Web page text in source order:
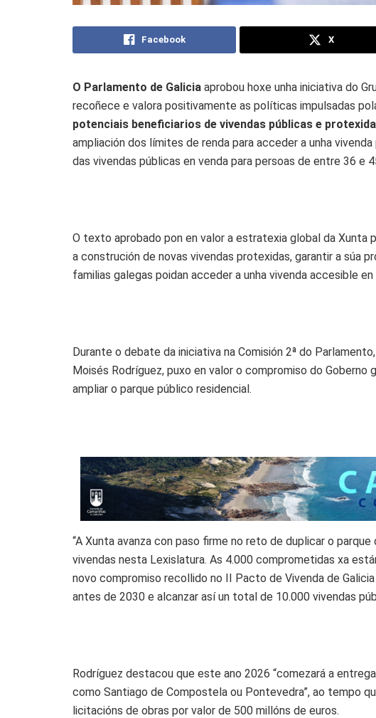
Facebook X
O Parlamento de Galicia aprobou hoxe unha iniciativa do
recoñece e valora positivamente as políticas impulsadas
potenciais beneficiarios de vivendas públicas e
ampliación dos límites de renda para acceder a unha
das vivendas públicas en venda para persoas de entre 36 e
O texto aprobado pon en valor a estratexia global da Xunta
a construción de novas vivendas protexidas, garantir a súa
familias galegas poidan acceder a unha vivenda accesible
Durante o debate da iniciativa na Comisión 2ª do
Moisés Rodríguez, puxo en valor o compromiso do Goberno
ampliar o parque público residencial.
“A Xunta avanza con paso firme no reto de duplicar o
vivendas nesta Lexislatura. As 4.000 comprometidas xa
novo compromiso recollido no II Pacto de Vivenda de
antes de 2030 e alcanzar así un total de 10.000 vivendas
Rodríguez destacou que este ano 2026 “comezará a
como Santiago de Compostela ou Pontevedra”, ao tempo
licitacións de obras por valor de 500 millóns de euros.